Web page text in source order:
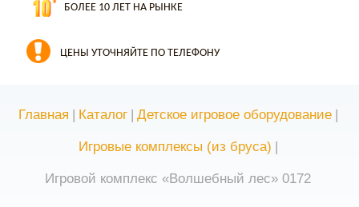
БОЛЕЕ 10 ЛЕТ НА РЫНКЕ
ЦЕНЫ УТОЧНЯЙТЕ ПО ТЕЛЕФОНУ
Главная | Каталог | Детское игровое оборудование |
Игровые комплексы (из бруса) |
Игровой комплекс «Волшебный лес» 0172